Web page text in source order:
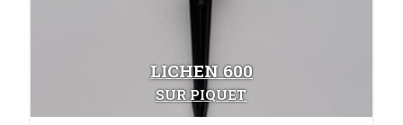
LICHEN 600
SUR PIQUET